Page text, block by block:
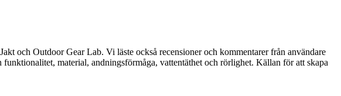
och Outdoor Gear Lab. Vi läste också recensioner och kommentarer från användare
material, andningsförmåga, vattentäthet och rörlighet. Källan för att skapa